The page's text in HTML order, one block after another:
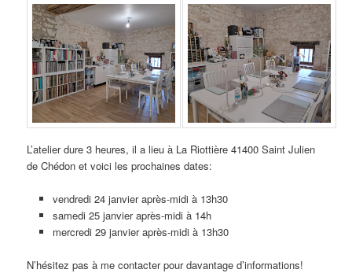
L’atelier dure 3 heures, il a lieu à La Riottière 41400 Saint Julien
de Chédon et voici les prochaines dates:
vendredi 24 janvier après-midi à 13h30
samedi 25 janvier après-midi à 14h
mercredi 29 janvier après-midi à 13h30
N’hésitez pas à me contacter pour davantage d’informations!